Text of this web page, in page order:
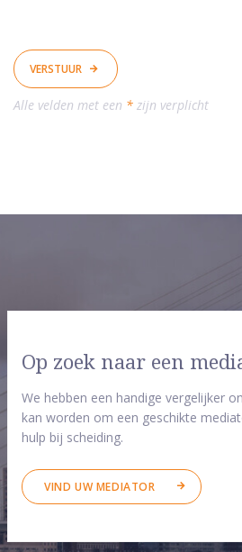
VERSTUUR
Alle velden met een * zijn verplicht
Op zoek naar een
We hebben een handige vergelijker
kan worden om een geschikte
hulp bij scheiding.
VIND UW MEDIATOR